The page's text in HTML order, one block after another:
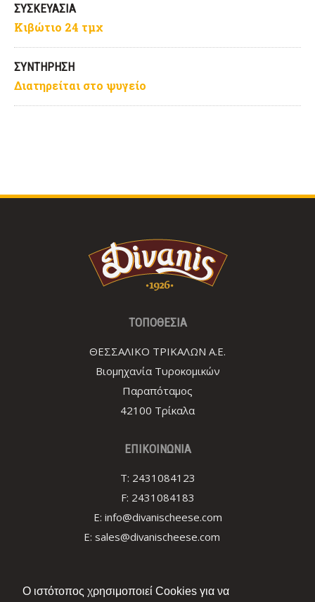
Ο ιστότοπος χρησιμοποιεί Cookies για να
ΣΥΣΚΕΥΑΣΙΑ
Κιβώτιο 24 τμχ
ΣΥΝΤΗΡΗΣΗ
Διατηρείται στο ψυγείο
TOΠΟΘΕΣΙΑ
ΘΕΣΣΑΛΙΚΟ ΤΡΙΚΑΛΩΝ Α.Ε.
Βιομηχανία Τυροκομικών
Παραπόταμος
42100 Τρίκαλα
ΕΠΙΚΟΙΝΩΝΙΑ
T: 2431084123
F: 2431084183
E: info@divanischeese.com
E: sales@divanischeese.com